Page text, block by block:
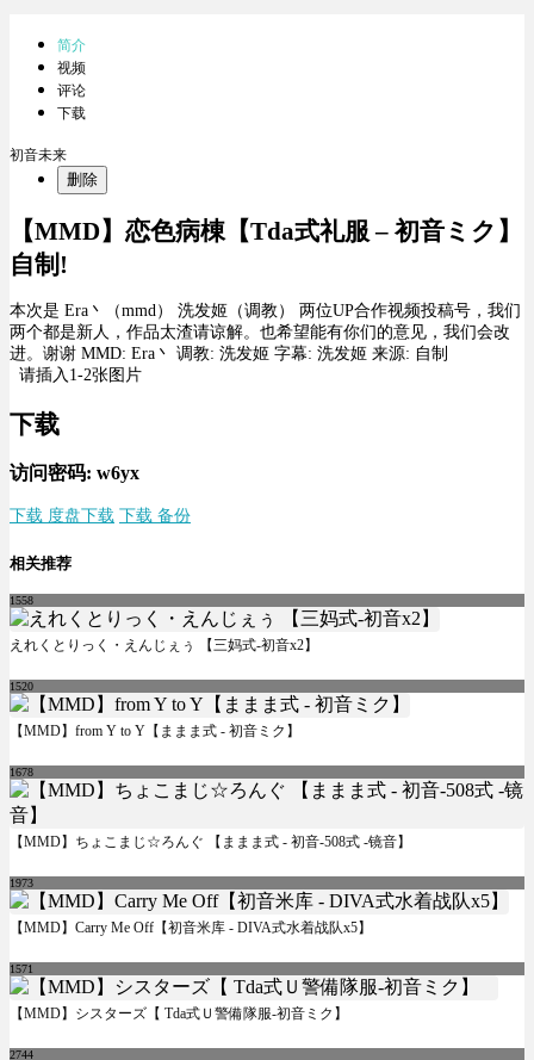
简介
视频
评论
下载
初音未来
删除
【MMD】恋色病棟【Tda式礼服 – 初音ミク】
自制!
本次是 Era丶（mmd） 洗发姬（调教） 两位UP合作视频投稿号，我们
两个都是新人，作品太渣请谅解。也希望能有你们的意见，我们会改
进。谢谢 MMD: Era丶 调教: 洗发姬 字幕: 洗发姬 来源: 自制
请插入1-2张图片
下载
访问密码: w6yx
下载 度盘下载 下载 备份
相关推荐
1558
えれくとりっく・えんじぇぅ 【三妈式-初音x2】
1520
【MMD】from Y to Y【ままま式 - 初音ミク】
1678
【MMD】ちょこまじ☆ろんぐ 【ままま式 - 初音-508式 -镜音】
1973
【MMD】Carry Me Off【初音米库 - DIVA式水着战队x5】
1571
【MMD】シスターズ【 Tda式Ｕ警備隊服-初音ミク】
2744